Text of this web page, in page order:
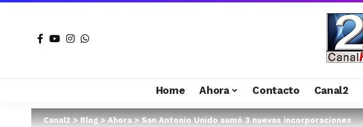
Home Ahora Contacto Canal2
Canal2>Blog>Ahora>San Antonio Unido sumó 3 nuevas incorporaciones